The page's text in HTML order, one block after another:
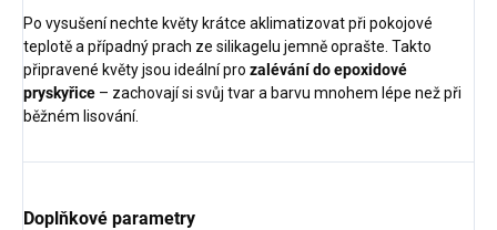
Po vysušení nechte květy krátce aklimatizovat při pokojové
teplotě a případný prach ze silikagelu jemně oprašte. Takto
připravené květy jsou ideální pro zalévání do epoxidové
pryskyřice – zachovají si svůj tvar a barvu mnohem lépe než při
běžném lisování.
Doplňkové parametry